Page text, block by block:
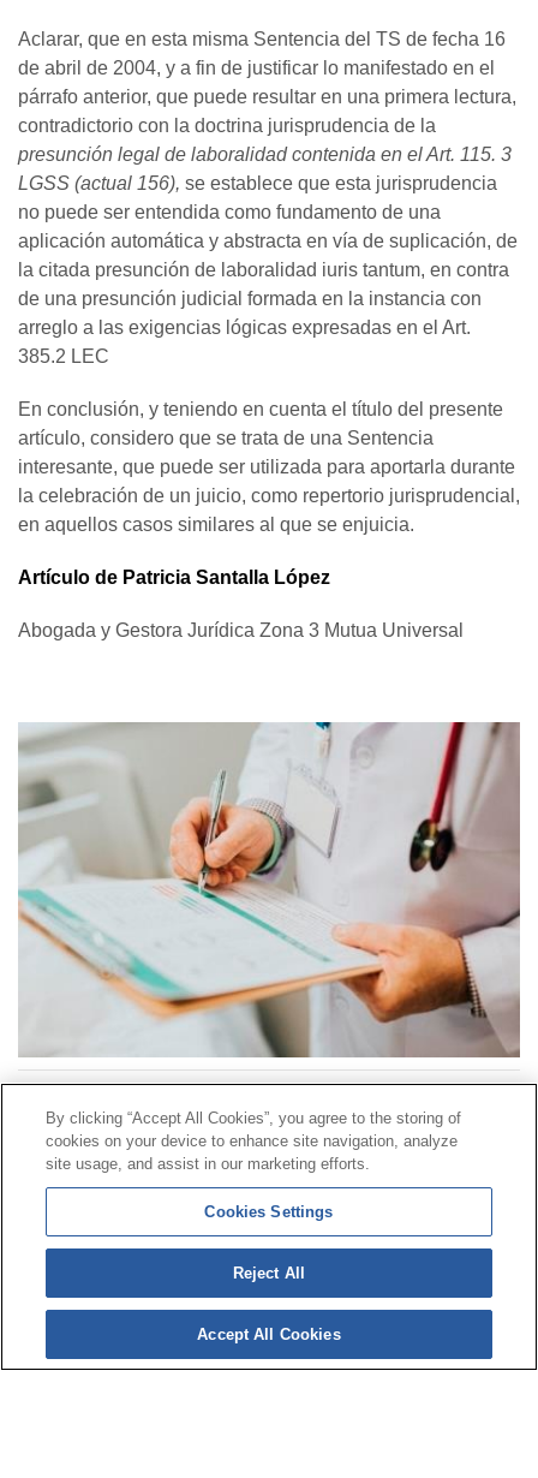
Aclarar, que en esta misma Sentencia del TS de fecha 16
de abril de 2004, y a fin de justificar lo manifestado en el
párrafo anterior, que puede resultar en una primera lectura,
contradictorio con la doctrina jurisprudencia de la
presunción legal de laboralidad contenida en el Art. 115. 3
LGSS (actual 156), se establece que esta jurisprudencia
no puede ser entendida como fundamento de una
aplicación automática y abstracta en vía de suplicación, de
la citada presunción de laboralidad iuris tantum, en contra
de una presunción judicial formada en la instancia con
arreglo a las exigencias lógicas expresadas en el Art.
385.2 LEC
En conclusión, y teniendo en cuenta el título del presente
artículo, considero que se trata de una Sentencia
interesante, que puede ser utilizada para aportarla durante
la celebración de un juicio, como repertorio jurisprudencial,
en aquellos casos similares al que se enjuicia.
Artículo de Patricia Santalla López
Abogada y Gestora Jurídica Zona 3 Mutua Universal
Contacto|Perfil do contratante|Reclamacións
Liña Universal 900 203 203|Zona Privada Comisión de
Prestacións Especiais|Zona Privada Provedor Sanitario
© Mutua Universal 2026| Mapa do sitio | Aviso legal |
Política de Protección de Datos
cookies
Síguenos en:
By clicking “Accept All Cookies”, you agree to the storing of
cookies on your device to enhance site navigation, analyze
site usage, and assist in our marketing efforts.
Cookies Settings
Reject All
Accept All Cookies